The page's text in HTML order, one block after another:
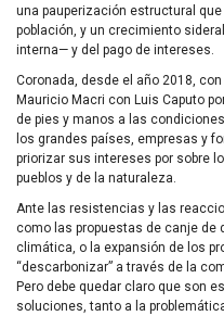
una pauperización estructural
población, y un crecimiento
interna— y del pago de intereses.
Coronada, desde el año 2018,
Mauricio Macri con Luis Caputo
de pies y manos a las
los grandes países, empresas y
priorizar sus intereses por sobre
pueblos y de la naturaleza.
Ante las resistencias y las
como las propuestas de canje de
climática, o la expansión de los
“descarbonizar” a través de la
Pero debe quedar claro que son
soluciones, tanto a la